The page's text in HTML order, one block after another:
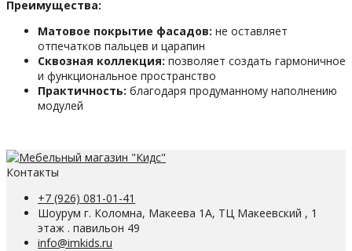
Преимущества:
Матовое покрытие фасадов: не оставляет
отпечатков пальцев и царапин
Сквозная коллекция: позволяет создать гармоничное
и функциональное пространство
Практичность: благодаря продуманному наполнению
модулей
Контакты
+7 (926) 081-01-41
Шоурум г. Коломна, Макеева 1А, ТЦ Макеевский , 1
этаж . павильон 49
info@imkids.ru